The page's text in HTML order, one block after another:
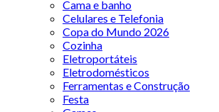
Cama e banho
Celulares e Telefonia
Copa do Mundo 2026
Cozinha
Eletroportáteis
Eletrodomésticos
Ferramentas e Construção
Festa